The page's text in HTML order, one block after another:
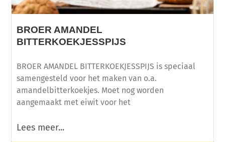
BROER AMANDEL
BITTERKOEKJESSPIJS
BROER AMANDEL BITTERKOEKJESSPIJS is speciaal
samengesteld voor het maken van o.a.
amandelbitterkoekjes. Moet nog worden
aangemaakt met eiwit voor het
Lees meer...